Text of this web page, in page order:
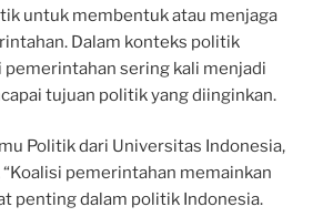
untuk membentuk atau menjaga
Dalam konteks politik
pemerintahan sering kali menjadi
tujuan politik yang diinginkan.
Politik dari Universitas Indonesia,
“Koalisi pemerintahan memainkan
penting dalam politik Indonesia.